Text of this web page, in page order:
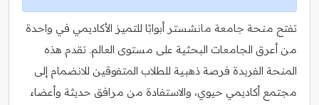
تفتح منحة جامعة مانشستر أبوابًا للتميز الأكاديمي في واحدة
من أعرق الجامعات البحثية على مستوى العالم. تقدم هذه
المنحة الفريدة فرصة ذهبية للطلاب المتفوقين للانضمام إلى
مجتمع أكاديمي حيوي، والاستفادة من مرافق حديثة وأعضاء